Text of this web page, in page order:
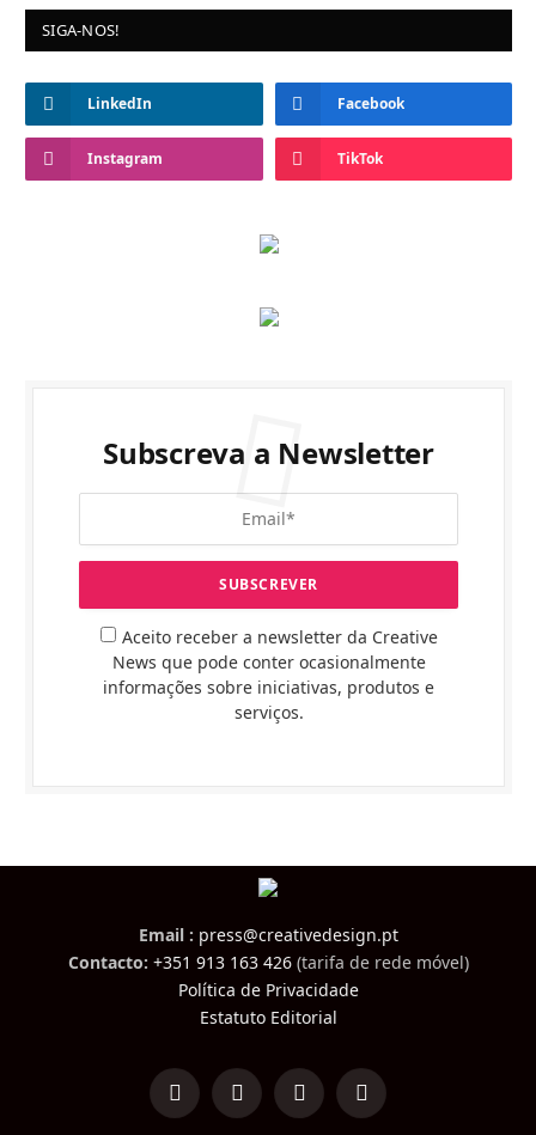
SIGA-NOS!
LinkedIn Facebook
Instagram TikTok
Subscreva a Newsletter
Aceito receber a newsletter da Creative
News que pode conter ocasionalmente
informações sobre iniciativas, produtos e
serviços.
Email : press@creativedesign.pt
Contacto: +351 913 163 426(tarifa de rede móvel)
Política de Privacidade
Estatuto Editorial
LinkedInFacebookInstagramTikTok